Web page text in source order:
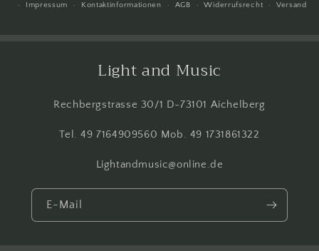
Impressum Kontaktinformationen AGB Widerrufsrecht Versand
Light and Music
Rechbergstrasse 30/1 D-73101 Aichelberg
Tel. 49 7164909560 Mob. 49 1731861322
Lightandmusic@online.de
E-Mail